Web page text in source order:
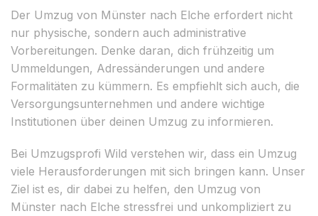
Der Umzug von Münster nach Elche erfordert nicht
nur physische, sondern auch administrative
Vorbereitungen. Denke daran, dich frühzeitig um
Ummeldungen, Adressänderungen und andere
Formalitäten zu kümmern. Es empfiehlt sich auch, die
Versorgungsunternehmen und andere wichtige
Institutionen über deinen Umzug zu informieren.
Bei Umzugsprofi Wild verstehen wir, dass ein Umzug
viele Herausforderungen mit sich bringen kann. Unser
Ziel ist es, dir dabei zu helfen, den Umzug von
Münster nach Elche stressfrei und unkompliziert zu